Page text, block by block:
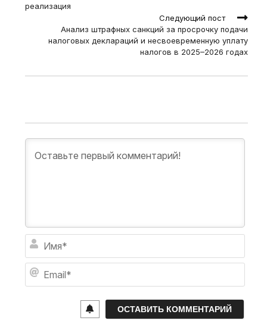
реализация
Следующий пост
Анализ штрафных санкций за просрочку подачи
налоговых деклараций и несвоевременную уплату
налогов в 2025–2026 годах
я